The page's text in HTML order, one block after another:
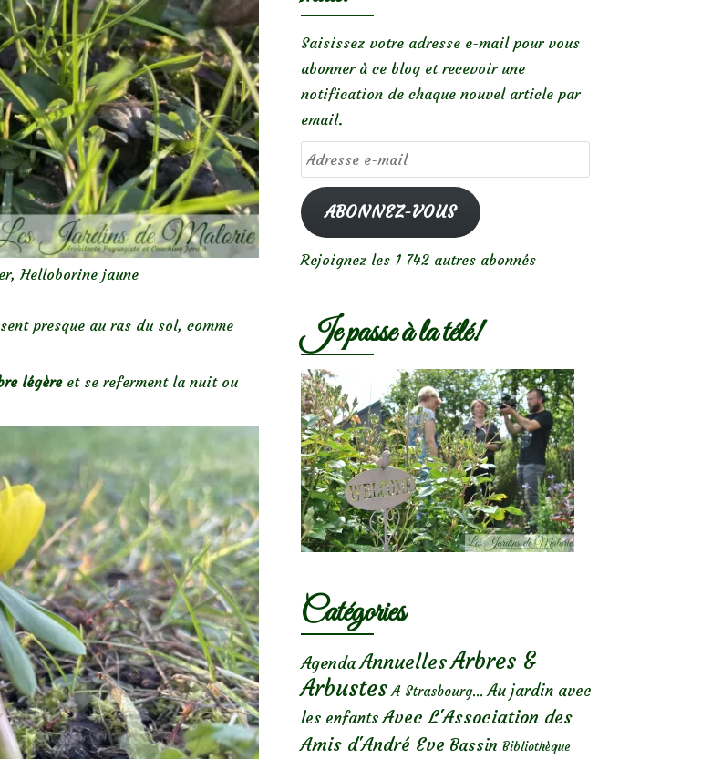
Helloborine jaune
presque au ras du sol, comme
légère et se referment la nuit ou
Saisissez votre adresse e-mail pour vous
abonner à ce blog et recevoir une
notification de chaque nouvel article par
email.
Adresse
e-
mailABONNEZ-VOUS
Rejoignez les 1 742 autres abonnés
Je passe à la télé!
Catégories
Agenda AnnuellesArbres &
Arbustes A Strasbourg... Au jardin avec
les enfants Avec L'Association des
Amis d'André Eve Bassin Bibliothèque